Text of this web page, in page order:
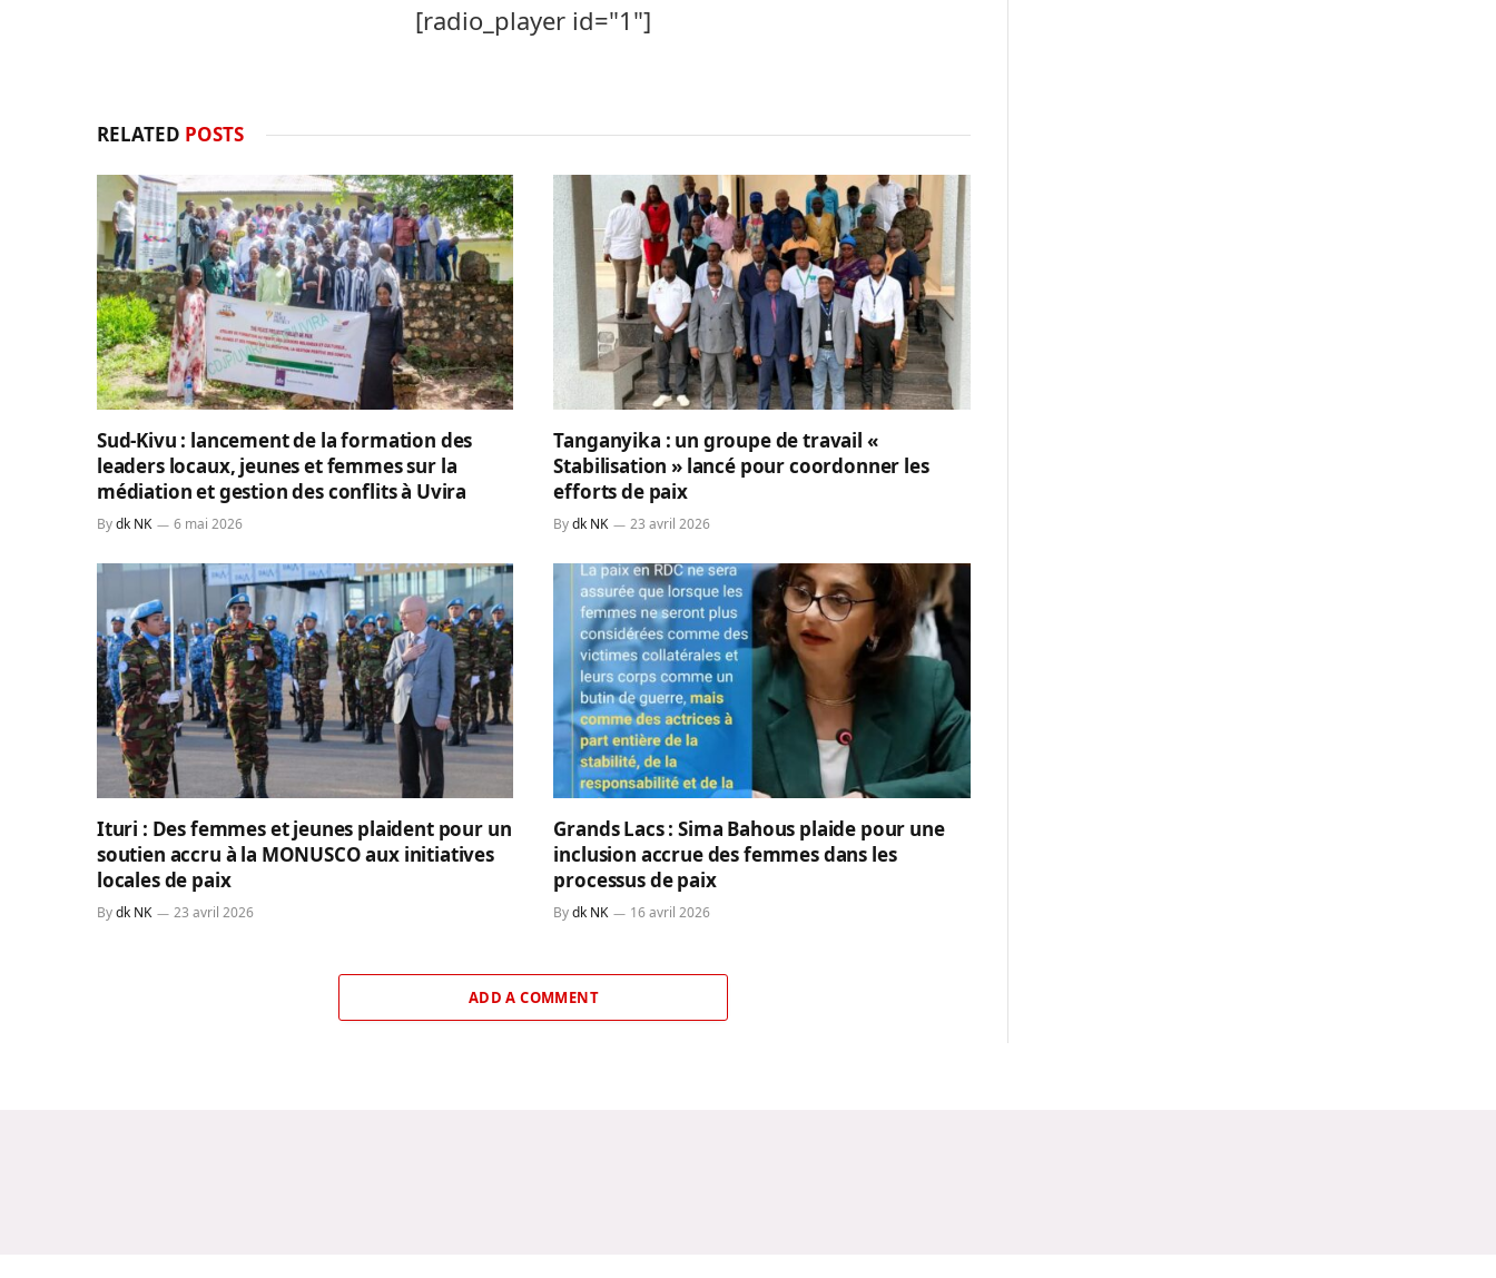
[radio_player id="1"]
RELATED POSTS
Sud-Kivu : lancement de la formation des
leaders locaux, jeunes et femmes sur la
médiation et gestion des conflits à Uvira
Bydk NK 6 mai 2026
Tanganyika : un groupe de travail «
Stabilisation » lancé pour coordonner les
efforts de paix
By dk NK 23 avril 2026
Ituri : Des femmes et jeunes plaident pour un
soutien accru à la MONUSCO aux initiatives
locales de paix
Bydk NK 23 avril 2026
Grands Lacs : Sima Bahous plaide pour une
inclusion accrue des femmes dans les
processus de paix
By dk NK 16 avril 2026
ADD A COMMENT